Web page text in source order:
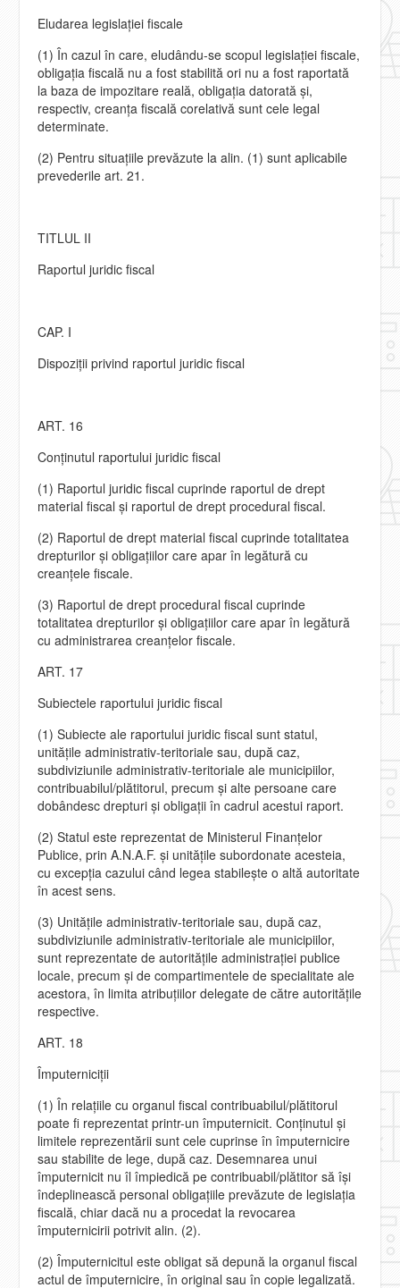
Eludarea legislaţiei fiscale
(1) În cazul în care, eludându-se scopul legislaţiei fiscale,
obligaţia fiscală nu a fost stabilită ori nu a fost raportată
la baza de impozitare reală, obligaţia datorată şi,
respectiv, creanţa fiscală corelativă sunt cele legal
determinate.
(2) Pentru situaţiile prevăzute la alin. (1) sunt aplicabile
prevederile art. 21.
TITLUL II
Raportul juridic fiscal
CAP. I
Dispoziţii privind raportul juridic fiscal
ART. 16
Conţinutul raportului juridic fiscal
(1) Raportul juridic fiscal cuprinde raportul de drept
material fiscal şi raportul de drept procedural fiscal.
(2) Raportul de drept material fiscal cuprinde totalitatea
drepturilor şi obligaţiilor care apar în legătură cu
creanţele fiscale.
(3) Raportul de drept procedural fiscal cuprinde
totalitatea drepturilor şi obligaţiilor care apar în legătură
cu administrarea creanţelor fiscale.
ART. 17
Subiectele raportului juridic fiscal
(1) Subiecte ale raportului juridic fiscal sunt statul,
unităţile administrativ-teritoriale sau, după caz,
subdiviziunile administrativ-teritoriale ale municipiilor,
contribuabilul/plătitorul, precum şi alte persoane care
dobândesc drepturi şi obligaţii în cadrul acestui raport.
(2) Statul este reprezentat de Ministerul Finanţelor
Publice, prin A.N.A.F. şi unităţile subordonate acesteia,
cu excepţia cazului când legea stabileşte o altă autoritate
în acest sens.
(3) Unităţile administrativ-teritoriale sau, după caz,
subdiviziunile administrativ-teritoriale ale municipiilor,
sunt reprezentate de autorităţile administraţiei publice
locale, precum şi de compartimentele de specialitate ale
acestora, în limita atribuţiilor delegate de către autorităţile
respective.
ART. 18
Împuterniciţii
(1) În relaţiile cu organul fiscal contribuabilul/plătitorul
poate fi reprezentat printr-un împuternicit. Conţinutul şi
limitele reprezentării sunt cele cuprinse în împuternicire
sau stabilite de lege, după caz. Desemnarea unui
împuternicit nu îl împiedică pe contribuabil/plătitor să îşi
îndeplinească personal obligaţiile prevăzute de legislaţia
fiscală, chiar dacă nu a procedat la revocarea
împuternicirii potrivit alin. (2).
(2) Împuternicitul este obligat să depună la organul fiscal
actul de împuternicire, în original sau în copie legalizată.